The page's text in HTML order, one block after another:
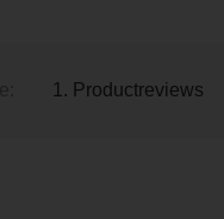
1. Productreviews